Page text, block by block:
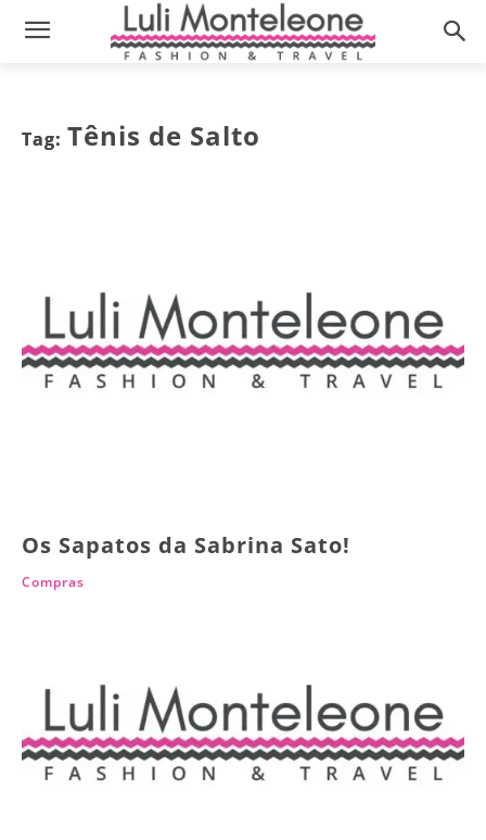
Tag: Tênis de Salto
Os Sapatos da Sabrina Sato!
Compras